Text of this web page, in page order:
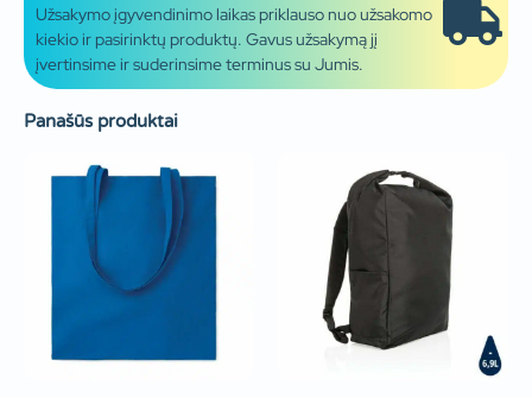
Užsakymo įgyvendinimo laikas priklauso nuo užsakomo
kiekio ir pasirinktų produktų. Gavus užsakymą jį
įvertinsime ir suderinsime terminus su Jumis.
Panašūs produktai